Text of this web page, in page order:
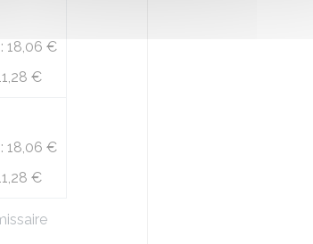
18,06 €
€
18,06 €
€